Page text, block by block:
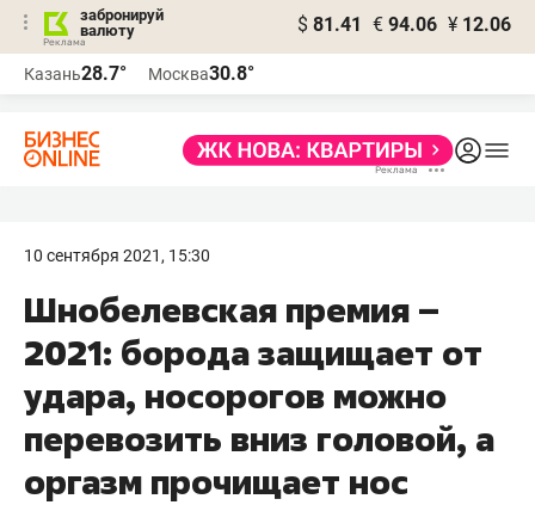
забронируй
валюту
$ 81.41 € 94.06 ¥ 12.06
Казань28.7° Москва30.8°
10 сентября 2021, 15:30
Шнобелевская премия –
2021: борода защищает от
удара, носорогов можно
перевозить вниз головой, а
оргазм прочищает нос